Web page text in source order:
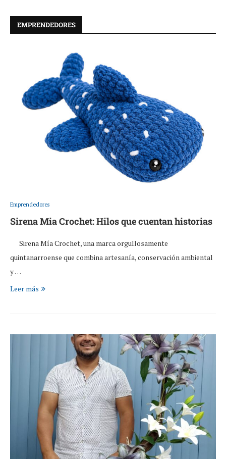
EMPRENDEDORES
Emprendedores
Sirena Mia Crochet: Hilos que cuentan historias
Sirena Mía Crochet, una marca orgullosamente
quintanarroense que combina artesanía, conservación ambiental
y …
Leer más